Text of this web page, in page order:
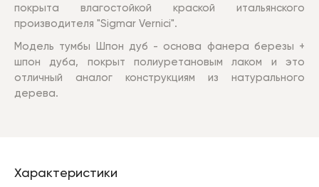
покрыта влагостойкой краской итальянского
производителя "Sigmar Vernici".
Модель тумбы Шпон дуб - основа фанера березы +
шпон дуба, покрыт полиуретановым лаком и это
отличный аналог конструкциям из натурального
дерева.
Характеристики